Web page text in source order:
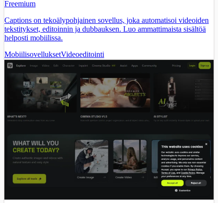
Freemium
Captions on tekoälypohjainen sovellus, joka automatisoi videoiden
tekstitykset, editoinnin ja dubbauksen. Luo ammattimaista sisältöä
helposti mobiilissa.
MobiilisovelluksetVideoeditointi